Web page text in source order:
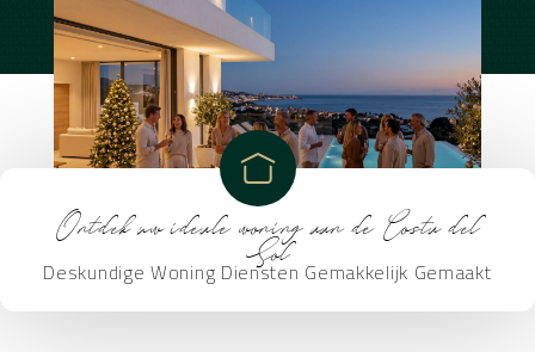
Ontdek uw ideale woning aan de Costa del
Sol
Deskundige Woning Diensten Gemakkelijk Gemaakt